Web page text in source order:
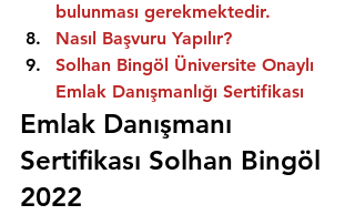
bulunması gerekmektedir.
Nasıl Başvuru Yapılır?
Solhan Bingöl Üniversite Onaylı
Emlak Danışmanlığı Sertifikası
Emlak Danışmanı
Sertifikası Solhan Bingöl
2022